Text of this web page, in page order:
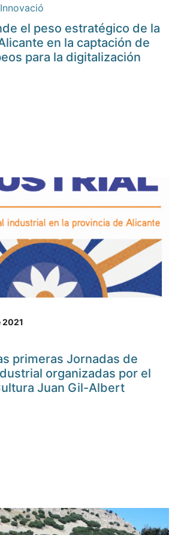
el peso estratégico de la
en la captación de
para la digitalización
2021
primeras Jornadas de
organizadas por el
Juan Gil-Albert